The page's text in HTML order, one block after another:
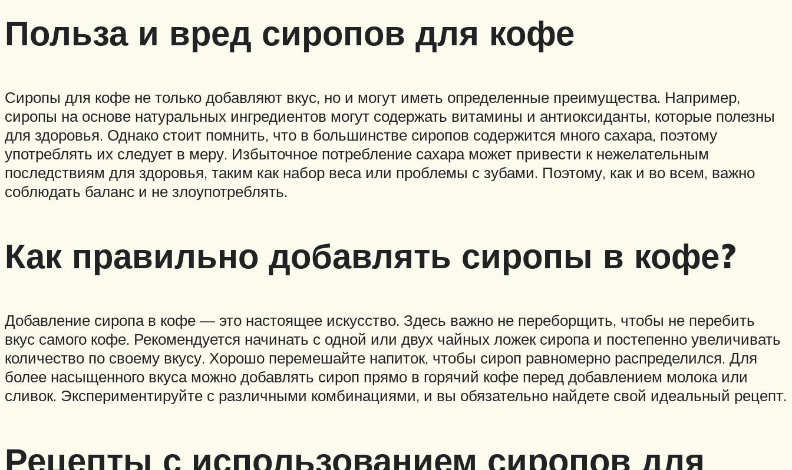
Польза и вред сиропов для кофе
Сиропы для кофе не только добавляют вкус, но и могут иметь определенные преимущества. Например,
сиропы на основе натуральных ингредиентов могут содержать витамины и антиоксиданты, которые полезны
для здоровья. Однако стоит помнить, что в большинстве сиропов содержится много сахара, поэтому
употреблять их следует в меру. Избыточное потребление сахара может привести к нежелательным
последствиям для здоровья, таким как набор веса или проблемы с зубами. Поэтому, как и во всем, важно
соблюдать баланс и не злоупотреблять.
Как правильно добавлять сиропы в кофе?
Добавление сиропа в кофе — это настоящее искусство. Здесь важно не переборщить, чтобы не перебить
вкус самого кофе. Рекомендуется начинать с одной или двух чайных ложек сиропа и постепенно увеличивать
количество по своему вкусу. Хорошо перемешайте напиток, чтобы сироп равномерно распределился. Для
более насыщенного вкуса можно добавлять сироп прямо в горячий кофе перед добавлением молока или
сливок. Экспериментируйте с различными комбинациями, и вы обязательно найдете свой идеальный рецепт.
Рецепты с использованием сиропов для